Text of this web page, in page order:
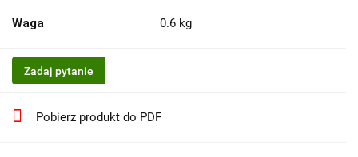
Waga 0.6 kg
Zadaj pytanie
Pobierz produkt do PDF